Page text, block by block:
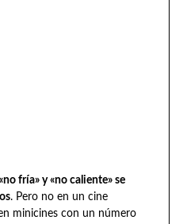
fría» y «no caliente» se
. Pero no en un cine
minicines con un número